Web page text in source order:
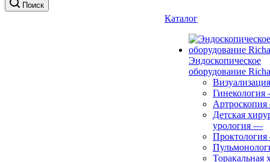
Поиск
Каталог
Эндоскопическое
оборудование
Визуализация
Гинекология
Артроскопия
Детская
урология —
Проктология
Торакальная